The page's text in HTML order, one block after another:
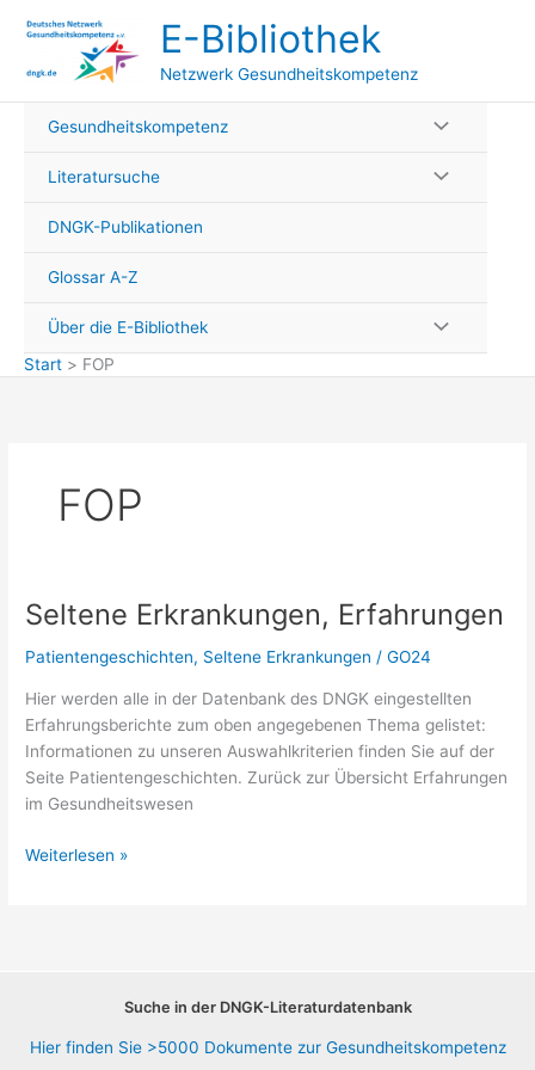
Inhalt
E-Bibliothek
Netzwerk Gesundheitskompetenz
Gesundheitskompetenz
Literatursuche
DNGK-Publikationen
Glossar A-Z
Über die E-Bibliothek
Start
FOP
FOP
Seltene Erkrankungen, Erfahrungen
Patientengeschichten, Seltene Erkrankungen /GO24
Hier werden alle in der Datenbank des DNGK eingestellten
Erfahrungsberichte zum oben angegebenen Thema gelistet:
Informationen zu unseren Auswahlkriterien finden Sie auf der
Seite Patientengeschichten. Zurück zur Übersicht Erfahrungen
im Gesundheitswesen
Seltene
Weiterlesen »
Suche in der DNGK-Literaturdatenbank
Hier finden Sie >5000 Dokumente zur Gesundheitskompetenz